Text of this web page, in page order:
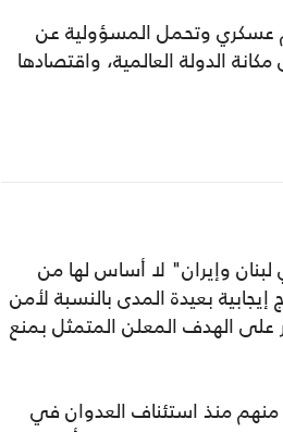
عسكري وتحمل المسؤولية عن
الدولة العالمية، واقتصادها
لبنان وإيران" لا أساس لها من
بعيدة المدى بالنسبة لأمن
على الهدف المعلن المتمثل بمنع
أربعين منهم منذ استئناف العدوان في